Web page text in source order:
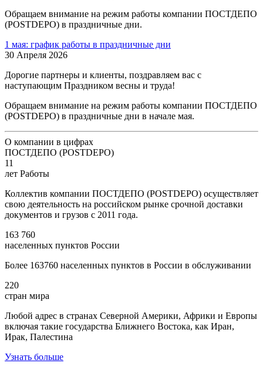
Обращаем внимание на режим работы компании ПОСТДЕПО
(POSTDEPO) в праздничные дни.
1 мая: график работы в праздничные дни
30 Апреля 2026
Дорогие партнеры и клиенты, поздравляем вас с
наступающим Праздником весны и труда!
Обращаем внимание на режим работы компании ПОСТДЕПО
(POSTDEPO) в праздничные дни в начале мая.
О компании в цифрах
ПОСТДЕПО (POSTDEPO)
11
лет Работы
Коллектив компании ПОСТДЕПО (POSTDEPO) осуществляет
свою деятельность на российском рынке срочной доставки
документов и грузов с 2011 года.
163 760
населенных пунктов России
Более 163760 населенных пунктов в России в обслуживании
220
стран мира
Любой адрес в странах Северной Америки, Африки и Европы
включая такие государства Ближнего Востока, как Иран,
Ирак, Палестина
Узнать больше